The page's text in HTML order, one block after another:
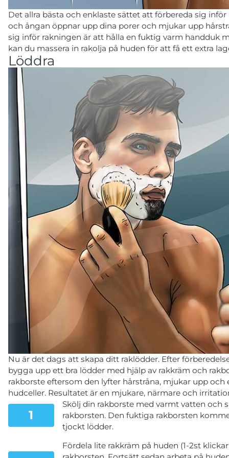
Det allra bästa och enklaste sättet att förbereda sig
och ångan öppnar upp dina porer och mjukar upp
sig inför rakningen är att hålla en fuktig varm handduk
kan du massera in rakolja på huden för att få ett extra
Löddra
Nu är det dags att skapa ditt raklödder. Efter
bygga upp ett bra lödder med hjälp av rakkräm och
rakborste eftersom den lyfter hårstråna, mjukar upp
hudceller. Resultatet är en mjukare, närmare och
Skölj din rakborste med varmt vatten och
rakborsten. Den fuktiga rakborsten
tjockt lödder.
Fördela lite rakkräm på huden (1-2st